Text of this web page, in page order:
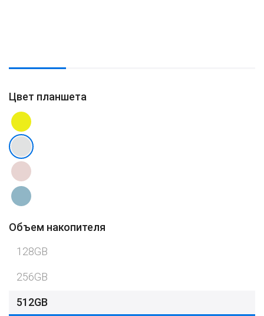
Цвет планшета
Объем накопителя
128GB
256GB
512GB